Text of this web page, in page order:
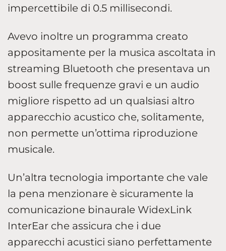
impercettibile di 0.5 millisecondi.
Avevo inoltre un programma creato
appositamente per la musica ascoltata in
streaming Bluetooth che presentava un
boost sulle frequenze gravi e un audio
migliore rispetto ad un qualsiasi altro
apparecchio acustico che, solitamente,
non permette un’ottima riproduzione
musicale.
Un’altra tecnologia importante che vale
la pena menzionare è sicuramente la
comunicazione binaurale WidexLink
InterEar che assicura che i due
apparecchi acustici siano perfettamente